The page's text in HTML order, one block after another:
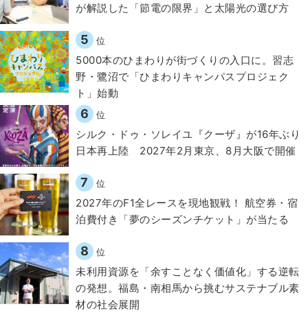
が解説した「節電の限界」と太陽光の選び方
5 位
5000本のひまわりが街づくりの入口に。習志
野・鷺沼で「ひまわりキャンパスプロジェク
ト」始動
6 位
シルク・ドゥ・ソレイユ『クーザ』が16年ぶり
日本再上陸 2027年2月東京、8月大阪で開催
7 位
2027年のF1全レースを現地観戦！ 航空券・宿
泊費付き「夢のシーズンチケット」が当たる
8 位
​​未利用資源を「余すことなく価値化」する逆転
の発想。福島・南相馬から挑むサステナブル素
材の社会展開​